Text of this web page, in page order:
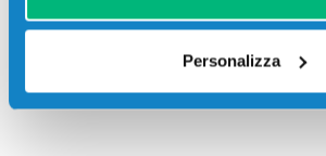
Personalizza